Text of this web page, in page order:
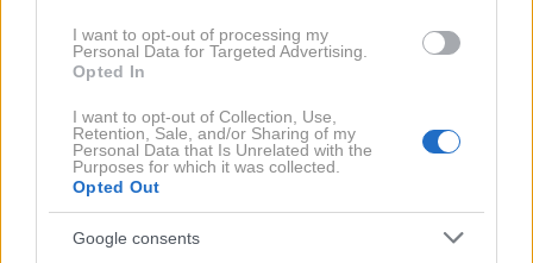
I want to opt-out of processing my
Personal Data for Targeted Advertising.
Opted In
I want to opt-out of Collection, Use,
Retention, Sale, and/or Sharing of my
Personal Data that Is Unrelated with the
Purposes for which it was collected.
Opted Out
Google consents